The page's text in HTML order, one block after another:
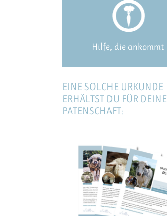
Hilfe, die ankommt
EINE SOLCHE URKUNDE
ERHÄLTST DU FÜR DEINE
PATENSCHAFT: